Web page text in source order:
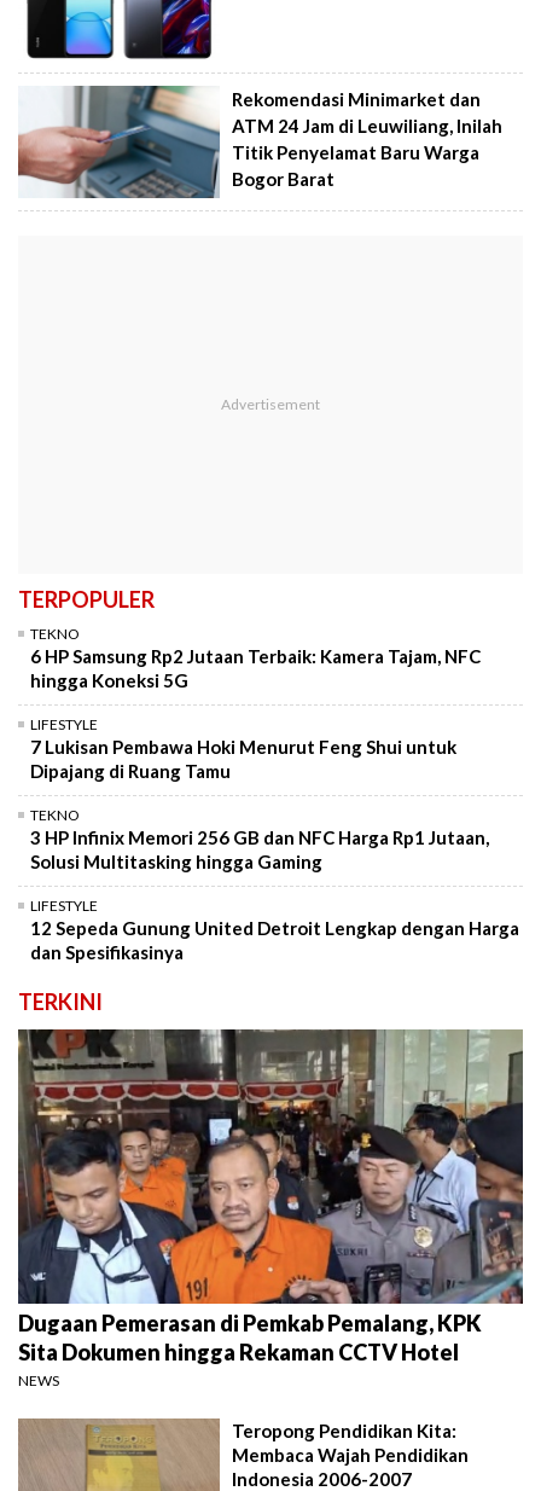
Rekomendasi Minimarket dan
ATM 24 Jam di Leuwiliang, Inilah
Titik Penyelamat Baru Warga
Bogor Barat
TERPOPULER
TEKNO
6 HP Samsung Rp2 Jutaan Terbaik: Kamera Tajam, NFC
hingga Koneksi 5G
LIFESTYLE
7 Lukisan Pembawa Hoki Menurut Feng Shui untuk
Dipajang di Ruang Tamu
TEKNO
3 HP Infinix Memori 256 GB dan NFC Harga Rp1 Jutaan,
Solusi Multitasking hingga Gaming
LIFESTYLE
12 Sepeda Gunung United Detroit Lengkap dengan Harga
dan Spesifikasinya
TERKINI
Dugaan Pemerasan di Pemkab Pemalang, KPK
Sita Dokumen hingga Rekaman CCTV Hotel
NEWS
Teropong Pendidikan Kita:
Membaca Wajah Pendidikan
Indonesia 2006-2007